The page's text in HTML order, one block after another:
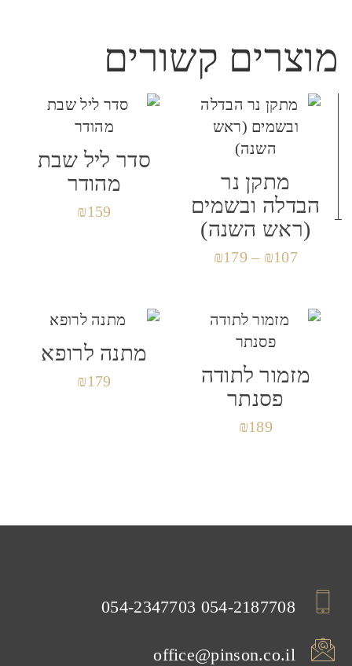
אימייל *
שמור בדפדפן זה את השם, האימייל והאתר שלי
מוצרים קשורים
מתקן נר
הבדלה ובשמים
(ראש השנה)
₪107
–
₪179
סדר ליל שבת
מהודר
₪159
מזמור לתודה
פסנתר
₪189
מתנה לרופא
₪179
054-2187708
054-2347703
office@pinson.co.il